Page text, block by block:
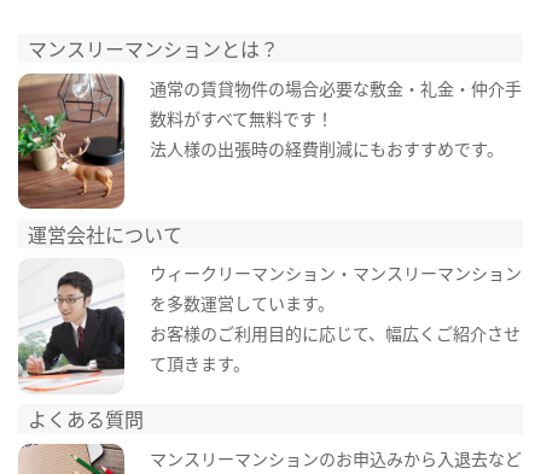
マンスリーマンションとは？
通常の賃貸物件の場合必要な敷金・礼金・仲介手
数料がすべて無料です！
法人様の出張時の経費削減にもおすすめです。
運営会社について
ウィークリーマンション・マンスリーマンション
を多数運営しています。
お客様のご利用目的に応じて、幅広くご紹介させ
て頂きます。
よくある質問
マンスリーマンションのお申込みから入退去など